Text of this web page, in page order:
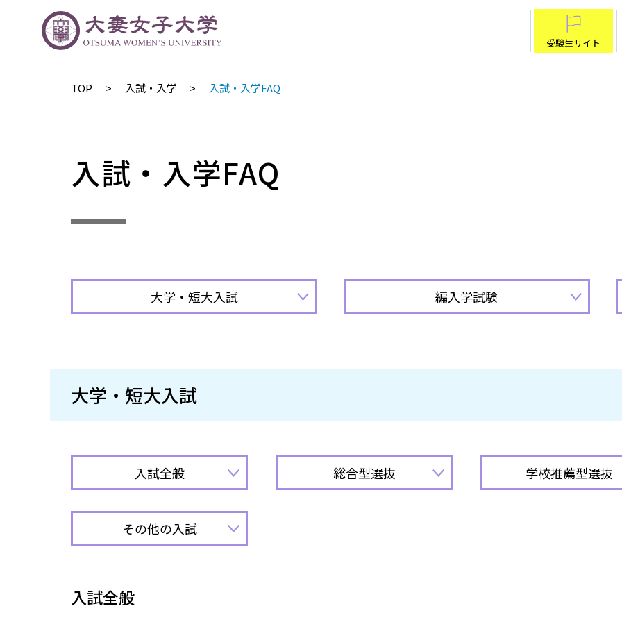
受験生サイト
TOP 入試・入学 入試・入学FAQ
入試・入学FAQ
大学・短大入試 編入学試験
大学・短大入試
入試全般 総合型選抜 学校推薦型選抜
その他の入試
入試全般